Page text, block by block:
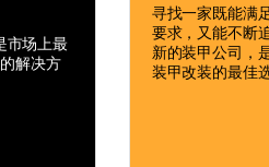
市场上最
解决方
寻找一家既能满
要求，又能不断
新的装甲公司，
装甲改装的最佳